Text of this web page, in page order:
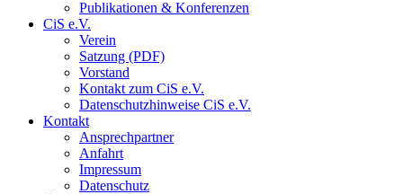
Publikationen & Konferenzen
CiS e.V.
Verein
Satzung (PDF)
Vorstand
Kontakt zum CiS e.V.
Datenschutzhinweise CiS e.V.
Kontakt
Ansprechpartner
Anfahrt
Impressum
Datenschutz